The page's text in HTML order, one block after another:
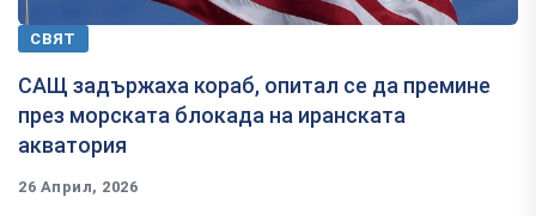
СВЯТ
САЩ задържаха кораб, опитал се да премине
през морската блокада на иранската
акватория
26 Април, 2026